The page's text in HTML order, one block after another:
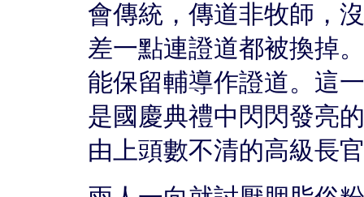
會傳統，傳道非牧師，
差一點連證道都被換掉
能保留輔導作證道。這
是國慶典禮中閃閃發亮
由上頭數不清的高級長